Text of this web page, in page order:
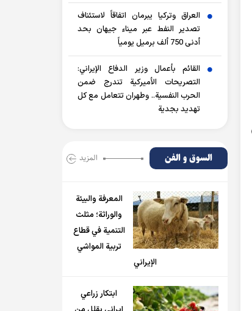
العراق وتركيا يبرمان اتفاقاً لاستئناف
تصدير النفط عبر ميناء جيهان بحد
أدنى 750 ألف برميل يومياً
القائم بأعمال وزير الدفاع الإيراني:
التصريحات الأميركية تندرج ضمن
الحرب النفسية.. وطهران تتعامل مع كل
تهديد بجدية
السوق و الفن المزید
المعرفة والبيئة
والوراثة؛ مثلث
التنمية في قطاع
تربية المواشي
الإيراني
ابتكار زراعي